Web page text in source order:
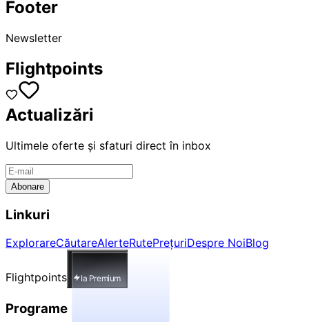
Footer
Newsletter
Flightpoints
Actualizări
Ultimele oferte și sfaturi direct în inbox
Abonare
Linkuri
ExplorareCăutareAlerteRutePrețuriDespre NoiBlog
Flightpoints Ia Premium
Programe